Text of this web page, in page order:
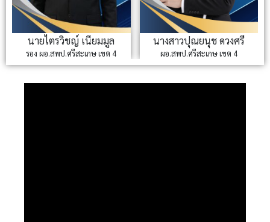
นางสาวปุณยนุช ดวงศรี
ผอ.สพป.ศรีสะเกษ เขต 4
นายปรีชา จันทวี
รอง ผอ.สพป.ศรีสะเกษ เขต 4